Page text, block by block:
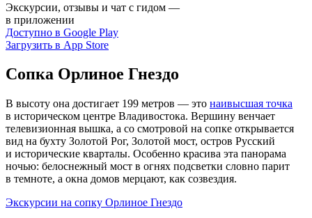
Экскурсии, отзывы и чат с гидом —
в приложении
Доступно в Google Play
Загрузить в App Store
Сопка Орлиное Гнездо
В высоту она достигает 199 метров — это наивысшая точка
в историческом центре Владивостока. Вершину венчает
телевизионная вышка, а со смотровой на сопке открывается
вид на бухту Золотой Рог, Золотой мост, остров Русский
и исторические кварталы. Особенно красива эта панорама
ночью: белоснежный мост в огнях подсветки словно парит
в темноте, а окна домов мерцают, как созвездия.
Экскурсии на сопку Орлиное Гнездо